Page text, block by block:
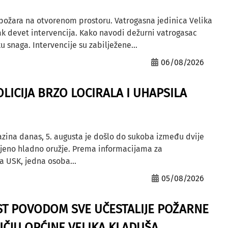
na otvorenom prostoru. Vatrogasna jedinica Velika
devet intervencija. Kako navodi dežurni vatrogasac
snaga. Intervencije su zabilježene...
06/08/2026
BRZO LOCIRALA I UHAPSILA
danas, 5. augusta je došlo do sukoba između dvije
hladno oružje. Prema informacijama za
USK, jedna osoba...
05/08/2026
POVODOM SVE UČESTALIJE POŽARNE